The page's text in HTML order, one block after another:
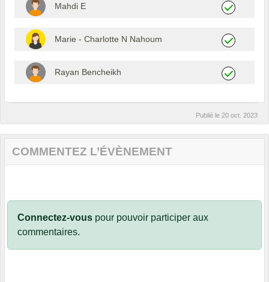
Mahdi E
Marie - Charlotte N Nahoum
Rayan Bencheikh
Publié le 20 oct. 2023
COMMENTEZ L’ÉVÈNEMENT
Connectez-vous pour pouvoir participer aux
commentaires.